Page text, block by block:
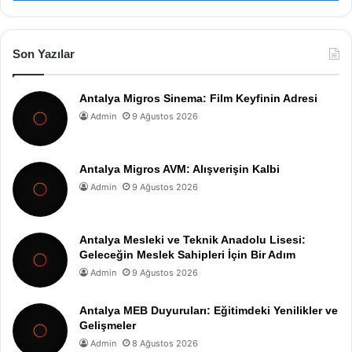
Son Yazılar
Antalya Migros Sinema: Film Keyfinin Adresi
Admin 9 Ağustos 2026
Antalya Migros AVM: Alışverişin Kalbi
Admin 9 Ağustos 2026
Antalya Mesleki ve Teknik Anadolu Lisesi:
Geleceğin Meslek Sahipleri İçin Bir Adım
Admin 9 Ağustos 2026
Antalya MEB Duyuruları: Eğitimdeki Yenilikler ve
Gelişmeler
Admin 8 Ağustos 2026